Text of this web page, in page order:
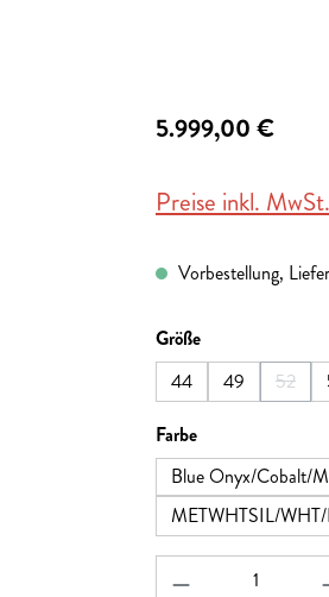
5.999,00 €
Preise inkl.
Vorbestellung,
Größeauswählen
44
49 52
Farbeauswählen
Blue Onyx/Cobalt/
METWHTSIL/
Produkt